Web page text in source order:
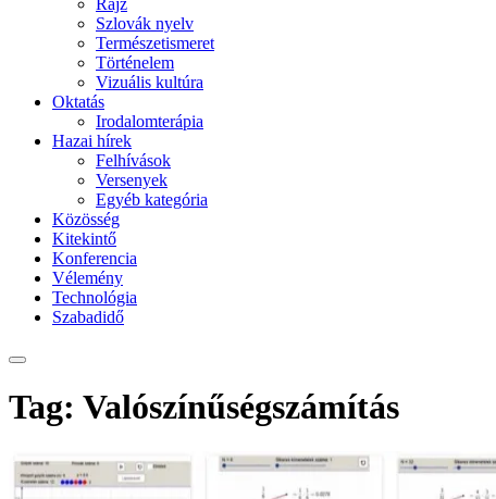
Rajz
Szlovák nyelv
Természetismeret
Történelem
Vizuális kultúra
Oktatás
Irodalomterápia
Hazai hírek
Felhívások
Versenyek
Egyéb kategória
Közösség
Kitekintő
Konferencia
Vélemény
Technológia
Szabadidő
Tag: Valószínűségszámítás